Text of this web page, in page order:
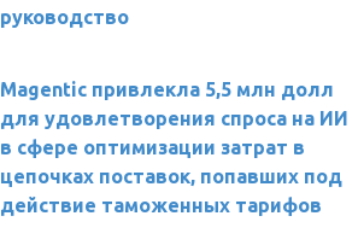
руководство
Magentic привлекла 5,5 млн долл
для удовлетворения спроса на ИИ
в сфере оптимизации затрат в
цепочках поставок, попавших под
действие таможенных тарифов